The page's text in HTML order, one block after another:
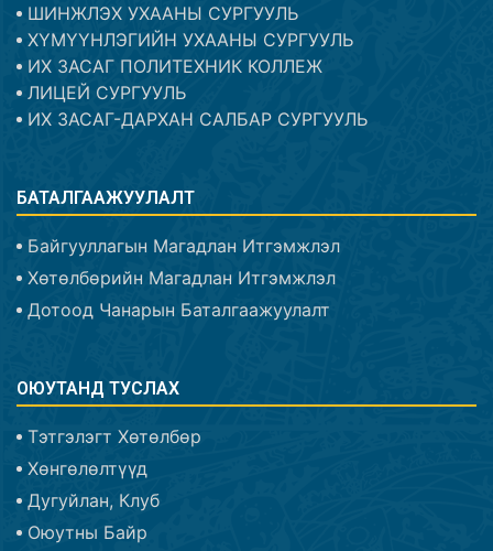
ШИНЖЛЭХ УХААНЫ СУРГУУЛЬ
ХҮМҮҮНЛЭГИЙН УХААНЫ СУРГУУЛЬ
ИХ ЗАСАГ ПОЛИТЕХНИК КОЛЛЕЖ
ЛИЦЕЙ СУРГУУЛЬ
ИХ ЗАСАГ-ДАРХАН САЛБАР СУРГУУЛЬ
БАТАЛГААЖУУЛАЛТ
Байгууллагын Магадлан Итгэмжлэл
Хөтөлбөрийн Магадлан Итгэмжлэл
Дотоод Чанарын Баталгаажуулалт
ОЮУТАНД ТУСЛАХ
Тэтгэлэгт Хөтөлбөр
Хөнгөлөлтүүд
Дугуйлан, Клуб
Оюутны Байр